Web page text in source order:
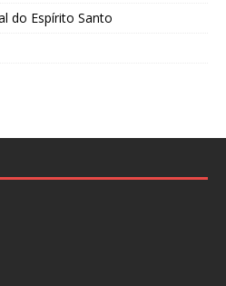
do Espírito Santo